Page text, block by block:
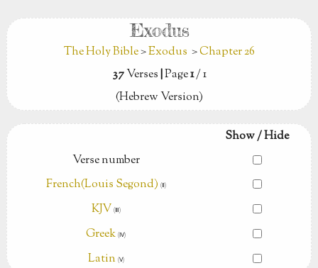
Exodus
The Holy Bible>Exodus >Chapter 26
37Verses|Page1/ 1
(Hebrew Version)
Show / Hide
Verse number
French(Louis Segond) (Ⅱ)
KJV (Ⅲ)
Greek (Ⅳ)
Latin (Ⅴ)